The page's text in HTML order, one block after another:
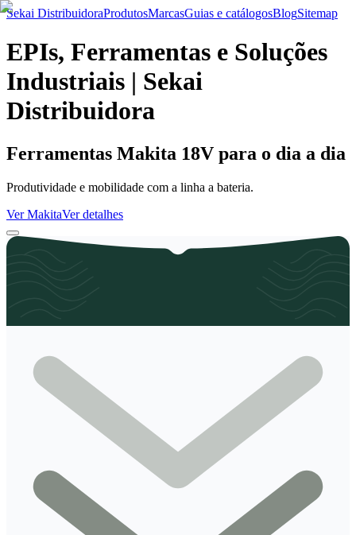
Sekai DistribuidoraProdutosMarcasGuias e catálogosBlogSitemap
EPIs, Ferramentas e Soluções
Industriais | Sekai
Distribuidora
Ferramentas Makita 18V para o dia a dia
Produtividade e mobilidade com a linha a bateria.
Ver MakitaVer detalhes